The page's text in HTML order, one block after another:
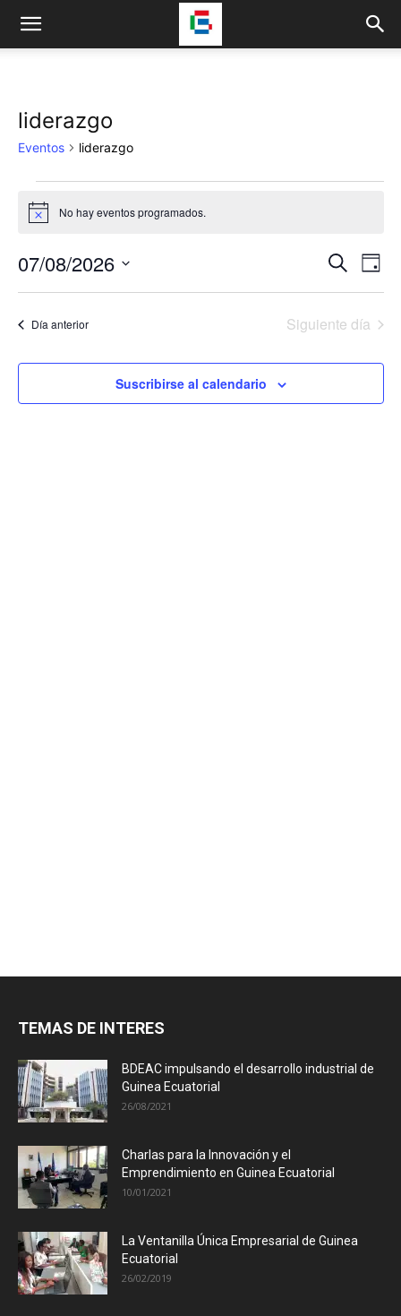
liderazgo
Eventos liderazgo
Eventos
en
07/08/2026
Aviso No hay eventos programados.
de
y
vistas
Buscar
de
Día
07/08/2026
fecha.
Día anterior Siguiente día
Suscribirse al calendario
TEMAS DE INTERES
BDEAC impulsando el desarrollo industrial de
Guinea Ecuatorial
26/08/2021
Charlas para la Innovación y el
Emprendimiento en Guinea Ecuatorial
10/01/2021
La Ventanilla Única Empresarial de Guinea
Ecuatorial
26/02/2019